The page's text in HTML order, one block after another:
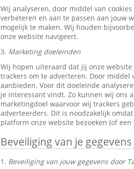
Wij analyseren, door middel van
verbeteren en aan te passen aan jouw
mogelijk te maken. Wij houden
onze website navigeert.
3. Marketing doeleinden
Wij hopen uiteraard dat jij onze
trackers om te adverteren. Door
aanbieden. Voor dit doeleinde
je interessant vindt. Zo kunnen wij ons
marketingdoel waarvoor wij trackers
adverteerders. Dit is noodzakelijk
platform onze website bezoeken (of
Beveiliging van je
1. Beveiliging van jouw gegevens door